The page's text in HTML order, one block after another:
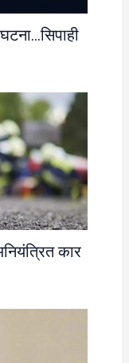
कार